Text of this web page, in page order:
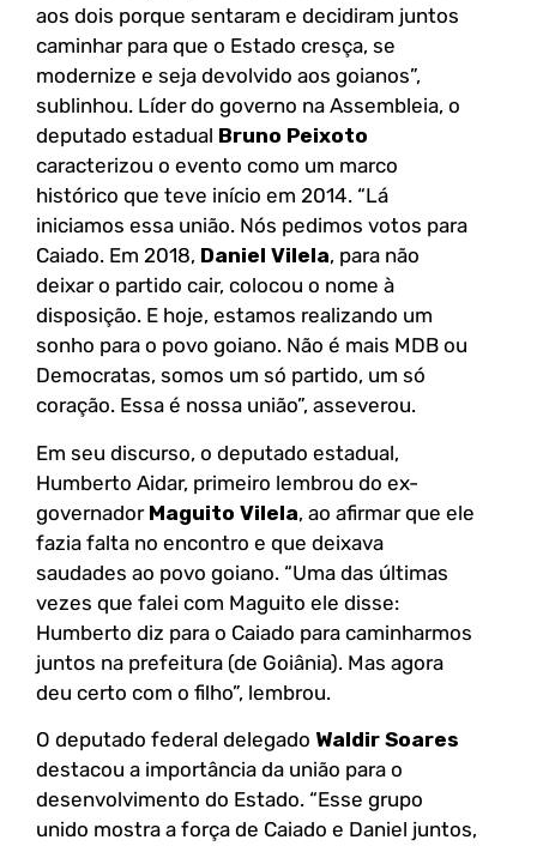
aos dois porque sentaram e decidiram juntos
caminhar para que o Estado cresça, se
modernize e seja devolvido aos goianos”,
sublinhou. Líder do governo na Assembleia, o
deputado estadual Bruno Peixoto
caracterizou o evento como um marco
histórico que teve início em 2014. “Lá
iniciamos essa união. Nós pedimos votos para
Caiado. Em 2018, Daniel Vilela, para não
deixar o partido cair, colocou o nome à
disposição. E hoje, estamos realizando um
sonho para o povo goiano. Não é mais MDB ou
Democratas, somos um só partido, um só
coração. Essa é nossa união”, asseverou.
Em seu discurso, o deputado estadual,
Humberto Aidar, primeiro lembrou do ex-
governador Maguito Vilela, ao afirmar que ele
fazia falta no encontro e que deixava
saudades ao povo goiano. “Uma das últimas
vezes que falei com Maguito ele disse:
Humberto diz para o Caiado para caminharmos
juntos na prefeitura (de Goiânia). Mas agora
deu certo com o filho”, lembrou.
O deputado federal delegado Waldir Soares
destacou a importância da união para o
desenvolvimento do Estado. “Esse grupo
unido mostra a força de Caiado e Daniel juntos,